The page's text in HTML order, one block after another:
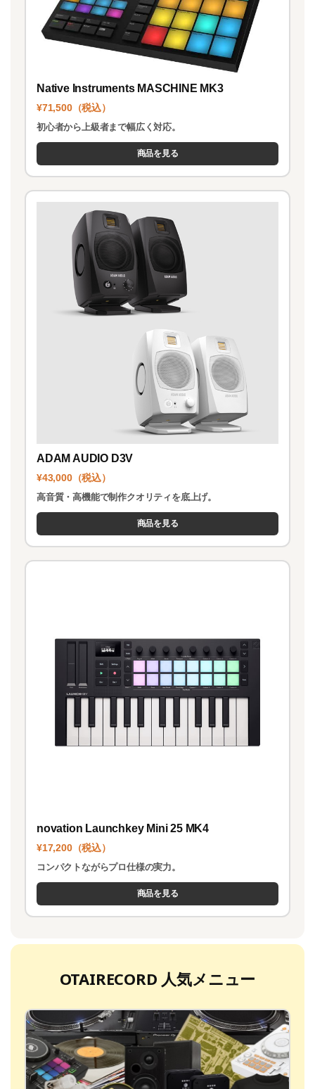
Native Instruments MASCHINE MK3
¥71,500（税込）
初心者から上級者まで幅広く対応。
商品を見る
ADAM AUDIO D3V
¥43,000（税込）
高音質・高機能で制作クオリティを底上げ。
商品を見る
novation Launchkey Mini 25 MK4
¥17,200（税込）
コンパクトながらプロ仕様の実力。
商品を見る
OTAIRECORD 人気メニュー